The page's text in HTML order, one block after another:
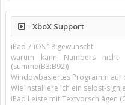
XboX Support
iPad 7 iOS 18 gewünscht
warum kann Numbers nicht
(summe(B3:B92))
Windowbasiertes Programm auf
Wie installiere ich ein selbst-
iPad Leiste mit Textvorschlägen